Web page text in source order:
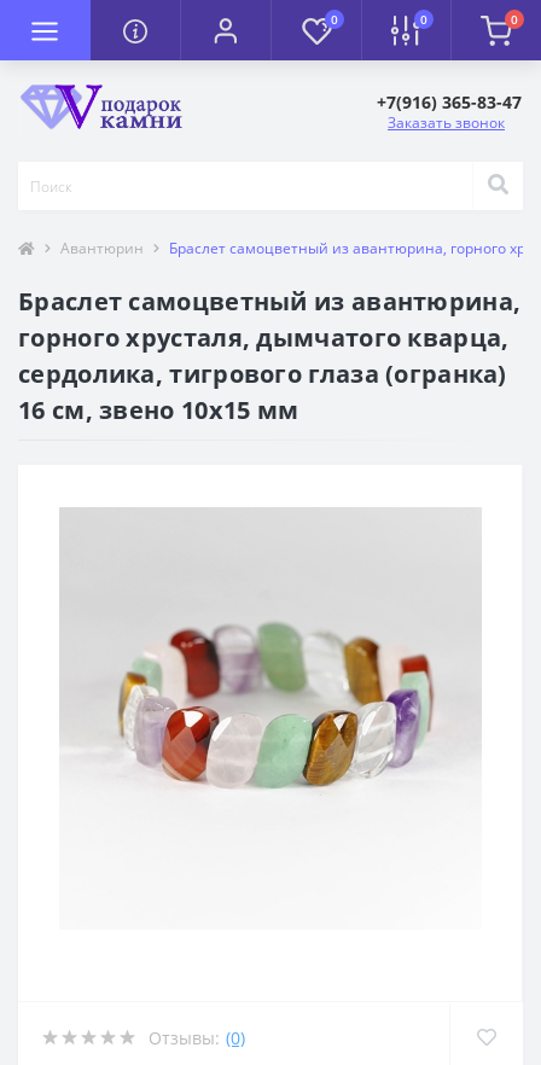
0 0 0
+7(916) 365-83-47
Заказать звонок
Авантюрин Браслет самоцветный из авантюрина, горного
Браслет самоцветный из авантюрина,
горного хрусталя, дымчатого кварца,
сердолика, тигрового глаза (огранка)
16 см, звено 10х15 мм
Отзывы: (0)